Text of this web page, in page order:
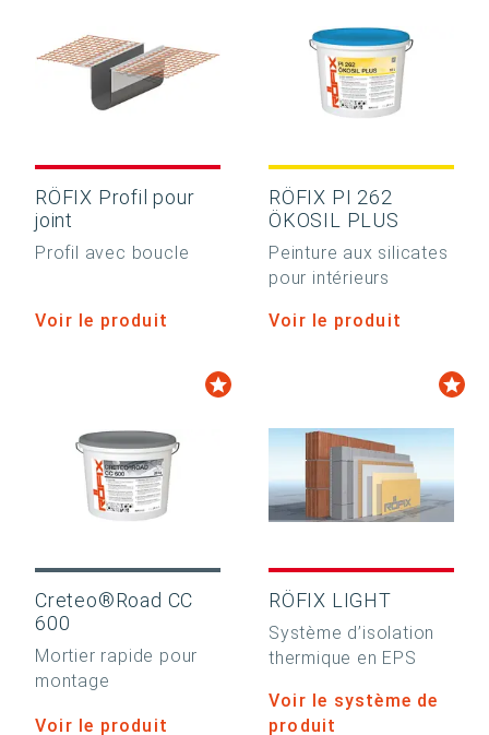
RÖFIX Profil pour
joint
Profil avec boucle
Voir le produit
RÖFIX PI 262
ÖKOSIL PLUS
Peinture aux silicates
pour intérieurs
Voir le produit
Creteo®Road CC
600
Mortier rapide pour
montage
Voir le produit
RÖFIX LIGHT
Système d’isolation
thermique en EPS
Voir le système de
produit